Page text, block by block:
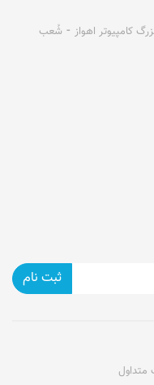
بزرگ کامپیوتر اهواز ⁃ شُعب
ثبت نام
متداول